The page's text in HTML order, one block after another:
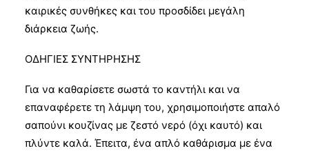
καιρικές συνθήκες και του προσδίδει μεγάλη
διάρκεια ζωής.
ΟΔΗΓΙΕΣ ΣΥΝΤΗΡΗΣΗΣ
Για να καθαρίσετε σωστά το καντήλι και να
επαναφέρετε τη λάμψη του, χρησιμοποιήστε απαλό
σαπούνι κουζίνας με ζεστό νερό (όχι καυτό) και
πλύντε καλά. Έπειτα, ένα απλό καθάρισμα με ένα